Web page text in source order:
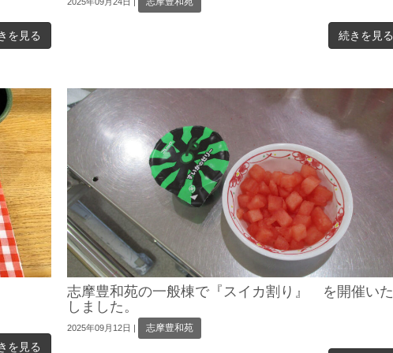
を見る 続きを見る
を見る
志摩豊和苑の一般棟で『スイカ割り』 を開催いた
しました。
2025年09月12日 | 志摩豊和苑